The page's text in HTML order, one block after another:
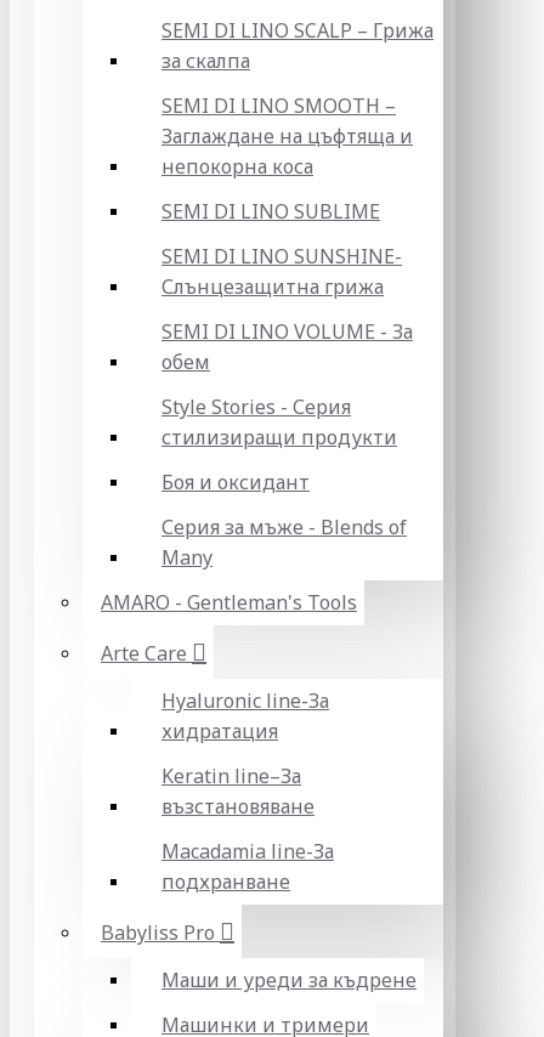
SEMI DI LINO SCALP – Грижа
за скалпа
SEMI DI LINO SMOOTH –
Заглаждане на цъфтяща и
непокорна коса
SEMI DI LINO SUBLIME
SEMI DI LINO SUNSHINE-
Слънцезащитна грижа
SEMI DI LINO VOLUME - За
обем
Style Stories - Серия
стилизиращи продукти
Боя и оксидант
Серия за мъже - Blends of
Many
AMARO - Gentleman's Tools
Arte Care
Hyaluronic line-За
хидратация
Keratin line–За
възстановяване
Macadamia line-За
подхранване
Babyliss Pro
Маши и уреди за къдрене
Машинки и тримери